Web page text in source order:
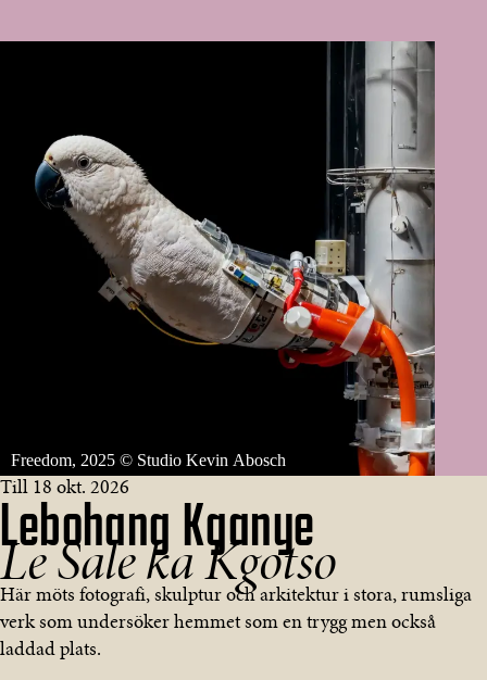
Freedom, 2025 © Studio Kevin Abosch
Till 18 okt. 2026
Lebohang Kganye
Le Sale ka Kgotso
Här möts fotografi, skulptur och arkitektur i stora, rumsliga
verk som undersöker hemmet som en trygg men också
laddad plats.